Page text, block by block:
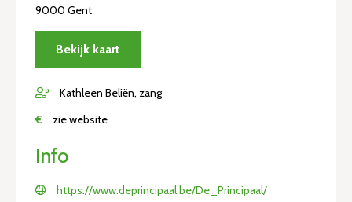
9000 Gent
Bekijk kaart
Kathleen Beliën, zang
€
zie website
Info
https://www.deprincipaal.be/De_Principaal/